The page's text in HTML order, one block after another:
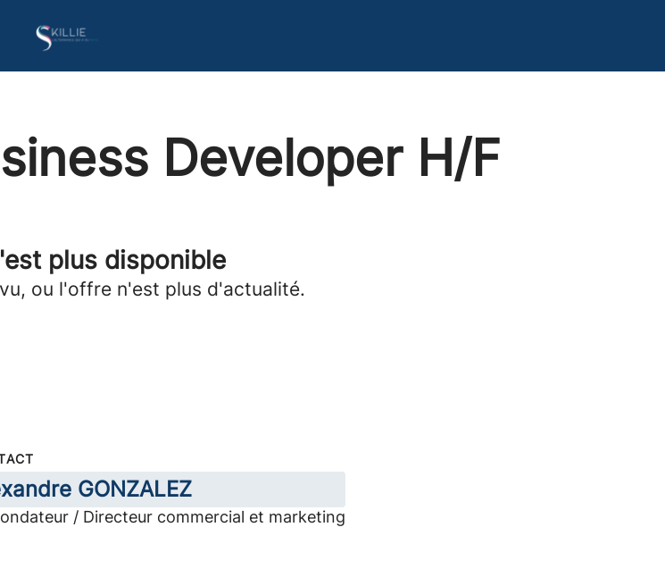
Developer H/F
plus disponible
ou l'offre n'est plus d'actualité.
GONZALEZ
/ Directeur commercial et marketing